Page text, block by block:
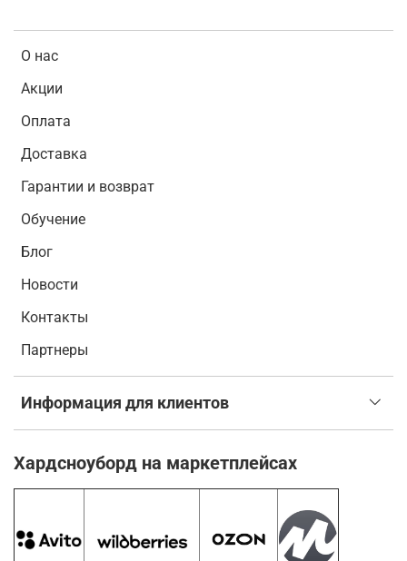
О нас
Акции
Оплата
Доставка
Гарантии и возврат
Обучение
Блог
Новости
Контакты
Партнеры
Информация для клиентов
Хардсноуборд на маркетплейсах